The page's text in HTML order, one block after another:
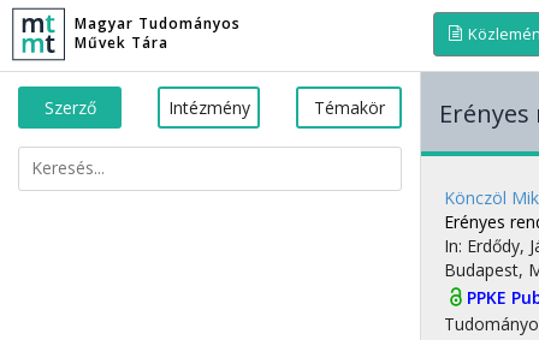
Magyar Tudományos
Művek Tára
Szerző Intézmény Témakör
Könczöl
Erényes
In: Erdődy,
Budapest,
PPKE